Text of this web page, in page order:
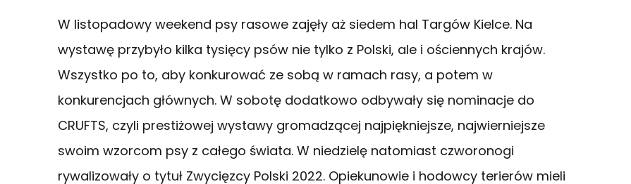
W listopadowy weekend psy rasowe zajęły aż siedem hal Targów Kielce. Na
wystawę przybyło kilka tysięcy psów nie tylko z Polski, ale i ościennych krajów.
Wszystko po to, aby konkurować ze sobą w ramach rasy, a potem w
konkurencjach głównych. W sobotę dodatkowo odbywały się nominacje do
CRUFTS, czyli prestiżowej wystawy gromadzącej najpiękniejsze, najwierniejsze
swoim wzorcom psy z całego świata. W niedzielę natomiast czworonogi
rywalizowały o tytuł Zwycięzcy Polski 2022. Opiekunowie i hodowcy terierów mieli